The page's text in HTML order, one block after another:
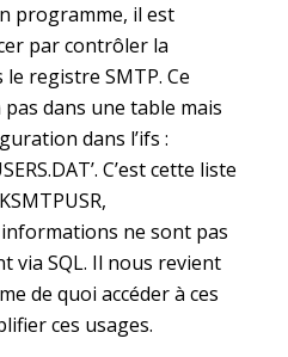
programme, il est
par contrôler la
registre SMTP. Ce
dans une table mais
dans l’ifs :
C’est cette liste
ne sont pas
via SQL. Il nous revient
de quoi accéder à ces
ces usages.